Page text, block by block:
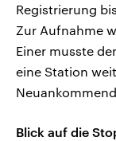
Registrierung
Zur Aufnahme
Einer musste
eine Station
Blick auf die